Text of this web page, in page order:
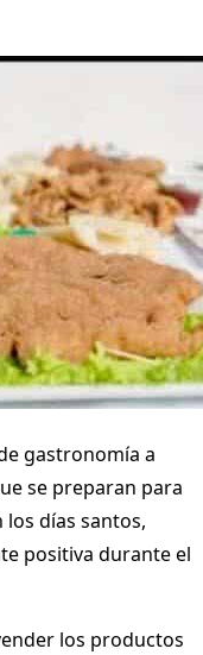
gastronomía a
se preparan para
días santos,
positiva durante el
los productos